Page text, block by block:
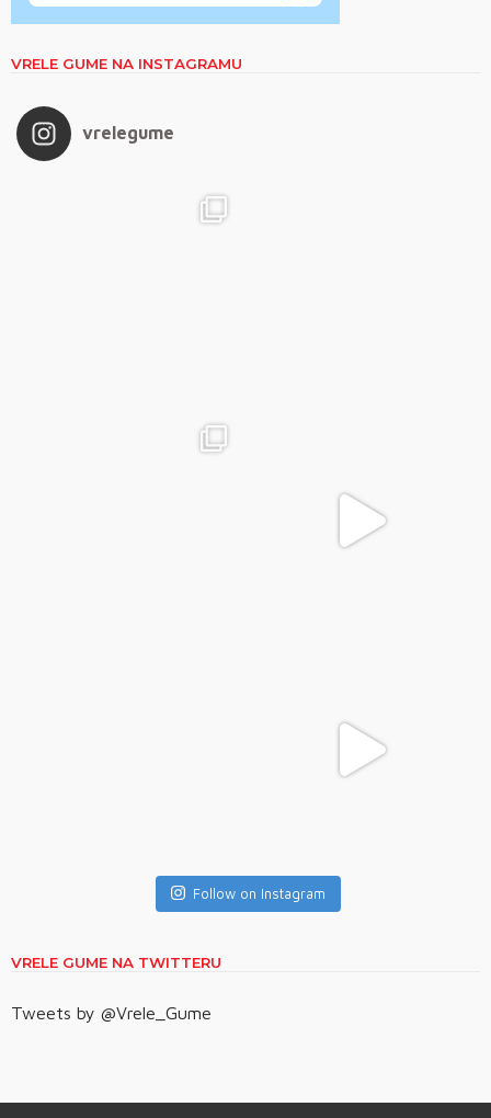
VRELE GUME NA INSTAGRAMU
vrelegume
Follow on Instagram
VRELE GUME NA TWITTERU
Tweets by @Vrele_Gume